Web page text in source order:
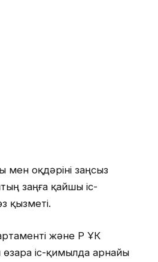
оқдәріні заңсыз
заңға қайшы іс-
қызметі.
және ҚР ҰҚК
іс-қимылда арнайы